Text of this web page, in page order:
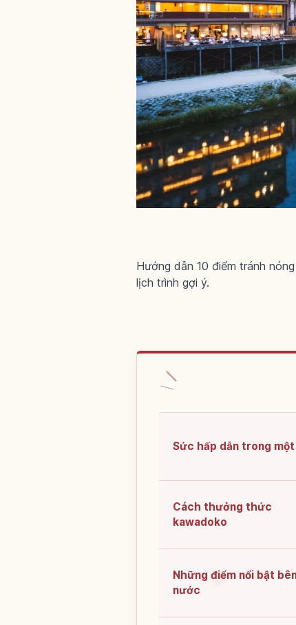
Hướng dẫn 10 điểm tránh
lịch trình gợi ý.
Sức hấp dẫn trong
Cách thưởng thức
kawadoko
Những điểm nổi bật
nước